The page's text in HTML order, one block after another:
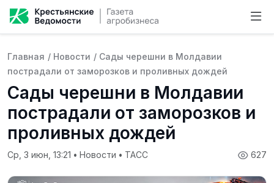
Главная / Новости / Сады черешни в Молдавии
пострадали от заморозков и проливных дождей
Сады черешни в Молдавии
пострадали от заморозков и
проливных дождей
627
Ср, 3 июн, 13:21 • Новости • ТАСС